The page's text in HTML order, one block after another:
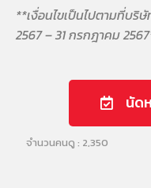
**เงื่อนไขเป็นไปตามที่บ
2567 – 31 กรกฎาคม
นัด
จำนวนคนดู : 2,350